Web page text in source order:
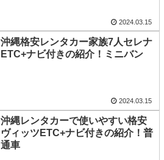
2024.03.15
沖縄格安レンタカー家族7人セレナ
ETC+ナビ付きの紹介！ミニバン
2024.03.15
沖縄レンタカーで使いやすい格安
ヴィッツETC+ナビ付きの紹介！普
通車